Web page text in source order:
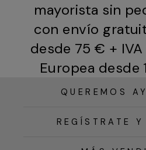
mayorista sin
con envío
desde 75 € +
Europea desde
QUEREMOS
REGÍSTRATE Y